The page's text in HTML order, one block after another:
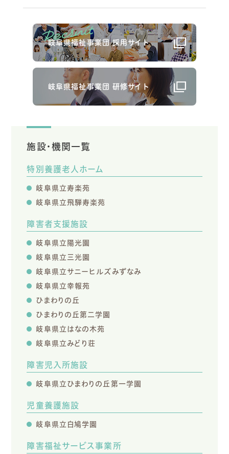
岐阜県福祉事業団 採用サイト
岐阜県福祉事業団 研修サイト
施設・機関一覧
特別養護老人ホーム
岐阜県立寿楽苑
岐阜県立飛騨寿楽苑
障害者支援施設
岐阜県立陽光園
岐阜県立三光園
岐阜県立サニーヒルズみずなみ
岐阜県立幸報苑
ひまわりの丘
ひまわりの丘第二学園
岐阜県立はなの木苑
岐阜県立みどり荘
障害児入所施設
岐阜県立ひまわりの丘第一学園
児童養護施設
岐阜県立白鳩学園
障害福祉サービス事業所